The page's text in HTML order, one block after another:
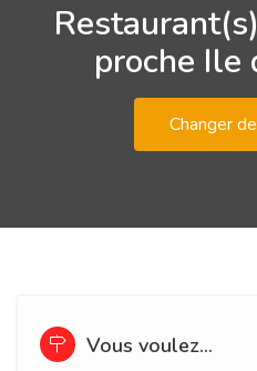
proche Ile
Changer
Vous voulez...